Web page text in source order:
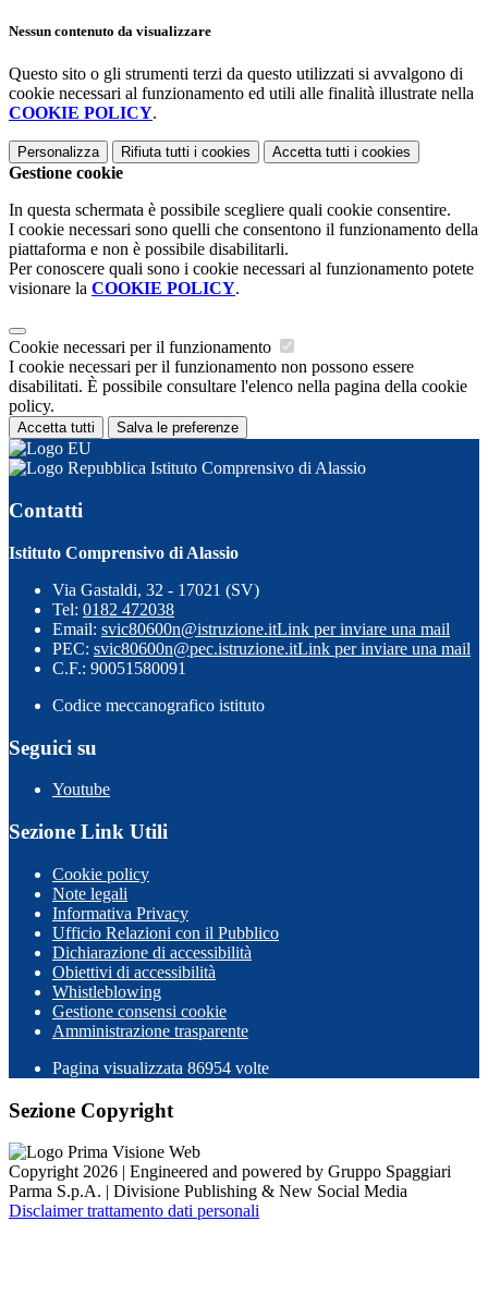
Nessun contenuto da visualizzare
Questo sito o gli strumenti terzi da questo utilizzati si avvalgono di
cookie necessari al funzionamento ed utili alle finalità illustrate nella
COOKIE POLICY.
Personalizza Rifiuta tutti i cookies Accetta tutti i cookies
Gestione cookie
In questa schermata è possibile scegliere quali cookie consentire.
I cookie necessari sono quelli che consentono il funzionamento della
piattaforma e non è possibile disabilitarli.
Per conoscere quali sono i cookie necessari al funzionamento potete
visionare la COOKIE POLICY.
Cookie necessari per il funzionamento
I cookie necessari per il funzionamento non possono essere
disabilitati. È possibile consultare l'elenco nella pagina della cookie
policy.
Accetta tutti Salva le preferenze
Istituto Comprensivo di Alassio
Contatti
Istituto Comprensivo di Alassio
Via Gastaldi, 32 - 17021 (SV)
Tel: 0182 472038
Email: svic80600n@istruzione.itLink per inviare una mail
PEC: svic80600n@pec.istruzione.itLink per inviare una mail
C.F.: 90051580091
Codice meccanografico istituto
Seguici su
Youtube
Sezione Link Utili
Cookie policy
Note legali
Informativa Privacy
Ufficio Relazioni con il Pubblico
Dichiarazione di accessibilità
Obiettivi di accessibilità
Whistleblowing
Gestione consensi cookie
Amministrazione trasparente
Pagina visualizzata 86954 volte
Sezione Copyright
Copyright 2026 | Engineered and powered by Gruppo Spaggiari
Parma S.p.A. | Divisione Publishing & New Social Media
Disclaimer trattamento dati personali